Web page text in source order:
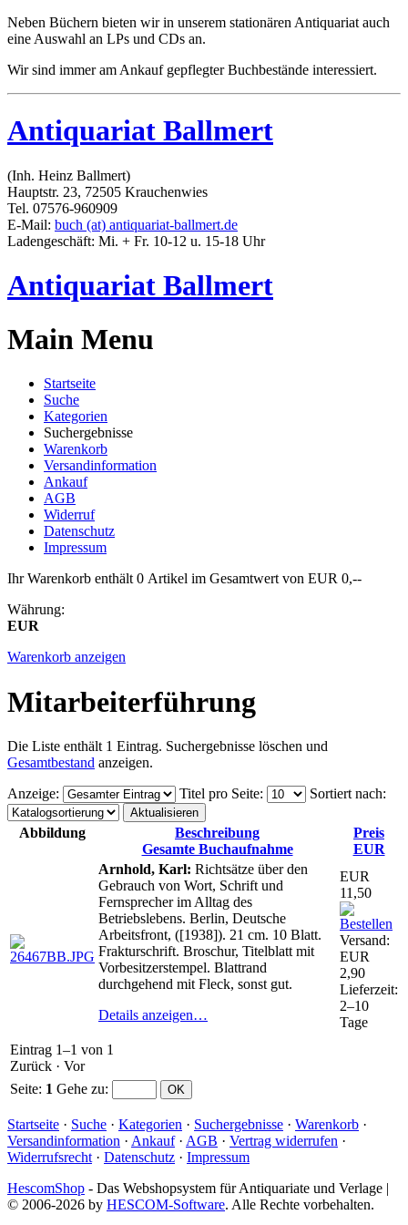
Neben Büchern bieten wir in unserem stationären Antiquariat auch
eine Auswahl an LPs und CDs an.
Wir sind immer am Ankauf gepflegter Buchbestände interessiert.
Antiquariat Ballmert
(Inh. Heinz Ballmert)
Hauptstr. 23, 72505 Krauchenwies
Tel. 07576-960909
E-Mail: buch (at) antiquariat-ballmert.de
Ladengeschäft: Mi. + Fr. 10-12 u. 15-18 Uhr
Antiquariat Ballmert
Main Menu
Startseite
Suche
Kategorien
Suchergebnisse
Warenkorb
Versandinformation
Ankauf
AGB
Widerruf
Datenschutz
Impressum
Ihr Warenkorb enthält 0 Artikel im Gesamtwert von EUR 0,--
Währung:
EUR
Warenkorb anzeigen
Mitarbeiterführung
Die Liste enthält 1 Eintrag. Suchergebnisse löschen und
Gesamtbestand anzeigen.
Anzeige: Titel pro Seite: Sortiert nach:
Abbildung
Beschreibung
Gesamte Buchaufnahme
Preis
EUR
Arnhold, Karl: Richtsätze über den
Gebrauch von Wort, Schrift und
Fernsprecher im Alltag des
Betriebslebens. Berlin, Deutsche
Arbeitsfront, ([1938]). 21 cm. 10 Blatt.
Frakturschrift. Broschur, Titelblatt mit
Vorbesitzerstempel. Blattrand
durchgehend mit Fleck, sonst gut.
Details anzeigen…
EUR
11,50
Versand:
EUR
2,90
Lieferzeit:
2–10
Tage
Eintrag 1–1 von 1
Zurück · Vor
Seite: 1 Gehe zu:
Startseite · Suche · Kategorien · Suchergebnisse · Warenkorb ·
Versandinformation · Ankauf· AGB · Vertrag widerrufen ·
Widerrufsrecht · Datenschutz · Impressum
HescomShop - Das Webshopsystem für Antiquariate und Verlage |
© 2006-2026 by HESCOM-Software. Alle Rechte vorbehalten.